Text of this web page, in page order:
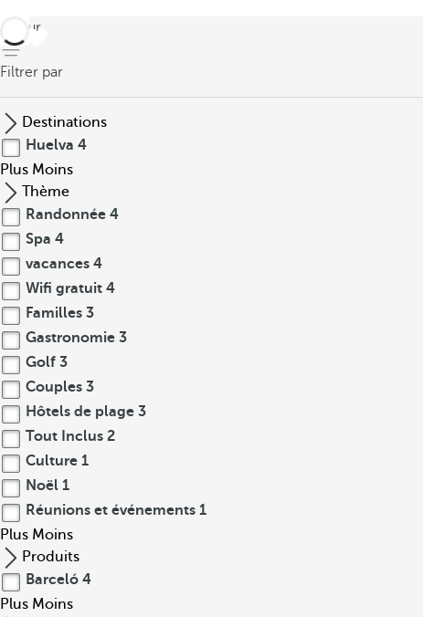
retour
Filtrer par
Destinations
Huelva 4
Plus Moins
Thème
Randonnée 4
Spa 4
vacances 4
Wifi gratuit 4
Familles 3
Gastronomie 3
Golf 3
Couples 3
Hôtels de plage 3
Tout Inclus 2
Culture 1
Noël 1
Réunions et événements 1
Plus Moins
Produits
Barceló 4
Plus Moins